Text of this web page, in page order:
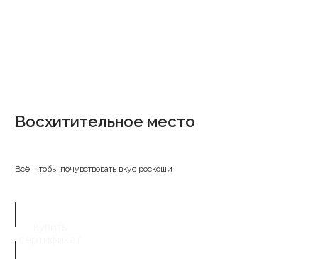
Восхитительное место
Всё, чтобы почувствовать вкус роскоши